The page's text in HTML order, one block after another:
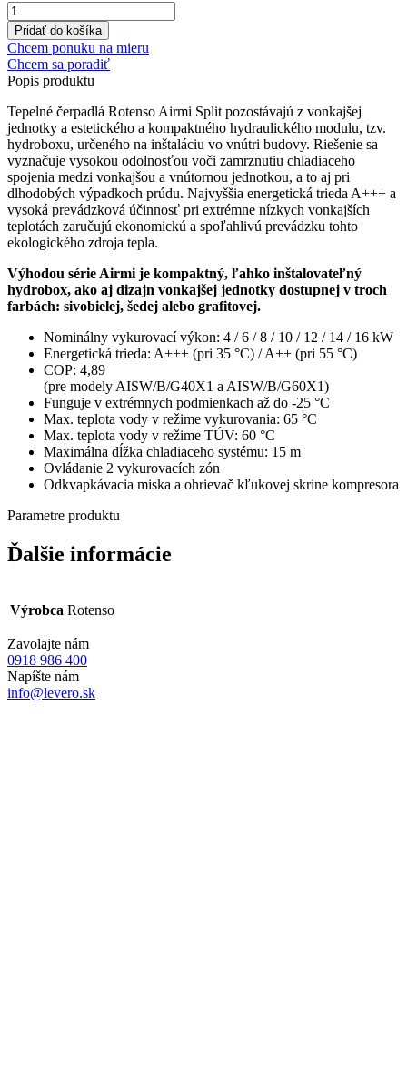
množstvo
Tepelné
čerpadlo
Rotenso
Airmi
Split
(Graphite)
14
kW
Pridať do košíka
Chcem ponuku na mieru
Chcem sa poradiť
Popis produktu
Tepelné čerpadlá Rotenso Airmi Split pozostávajú z vonkajšej
jednotky a estetického a kompaktného hydraulického modulu, tzv.
hydroboxu, určeného na inštaláciu vo vnútri budovy. Riešenie sa
vyznačuje vysokou odolnosťou voči zamrznutiu chladiaceho
spojenia medzi vonkajšou a vnútornou jednotkou, a to aj pri
dlhodobých výpadkoch prúdu. Najvyššia energetická trieda A+++ a
vysoká prevádzková účinnosť pri extrémne nízkych vonkajších
teplotách zaručujú ekonomickú a spoľahlivú prevádzku tohto
ekologického zdroja tepla.
Výhodou série Airmi je kompaktný, ľahko inštalovateľný
hydrobox, ako aj dizajn vonkajšej jednotky dostupnej v troch
farbách: sivobielej, šedej alebo grafitovej.
Nominálny vykurovací výkon: 4 / 6 / 8 / 10 / 12 / 14 / 16 kW
Energetická trieda: A+++ (pri 35 °C) / A++ (pri 55 °C)
COP: 4,89
(pre modely AISW/B/G40X1 a AISW/B/G60X1)
Funguje v extrémnych podmienkach až do -25 °C
Max. teplota vody v režime vykurovania: 65 °C
Max. teplota vody v režime TÚV: 60 °C
Maximálna dĺžka chladiaceho systému: 15 m
Ovládanie 2 vykurovacích zón
Odkvapkávacia miska a ohrievač kľukovej skrine kompresora
Parametre produktu
Ďalšie informácie
Výrobca Rotenso
Zavolajte nám
0918 986 400
Napíšte nám
info@levero.sk